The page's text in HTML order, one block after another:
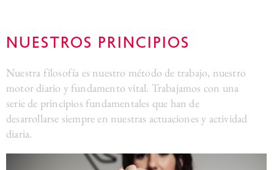
Nuestros principios
Nuestra filosofía es nuestro método de trabajo, nuestro
motor diario y fundamento vital. Trabajamos con una
serie de principios fundamentales que han de
desarrollarse siempre en nuestras actuaciones y actividad
diaria.